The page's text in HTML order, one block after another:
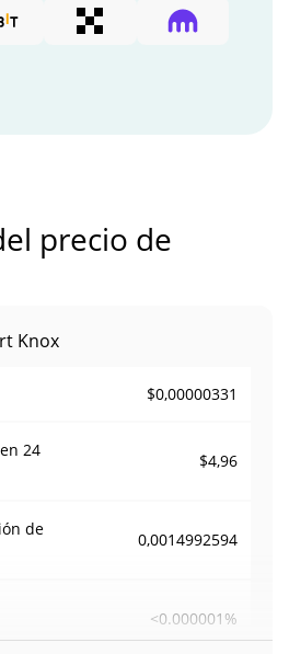
precio de
Knox
$0,00000331
24
$4,96
de
0,0014992594
<0.000001%